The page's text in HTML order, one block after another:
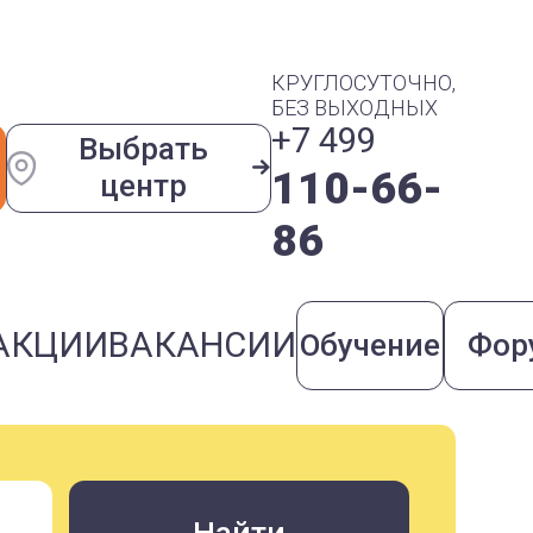
Выбрать
центр
КРУГЛОСУТОЧНО,
БЕЗ ВЫХОДНЫХ
+7 499
110-66-
86
ВАКАНСИИ Обучение